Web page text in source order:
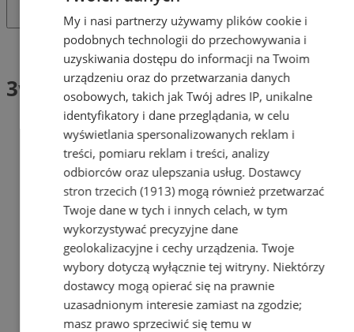
Tag: 3w1
3w1 (2)
My i nasi partnerzy używamy plików cookie i
podobnych technologii do przechowywania i
uzyskiwania dostępu do informacji na Twoim
urządzeniu oraz do przetwarzania danych
osobowych, takich jak Twój adres IP, unikalne
identyfikatory i dane przeglądania, w celu
wyświetlania spersonalizowanych reklam i
treści, pomiaru reklam i treści, analizy
odbiorców oraz ulepszania usług. Dostawcy
stron trzecich (1913)mogą również przetwarzać
Twoje dane w tych i innych celach, w tym
wykorzystywać precyzyjne dane
geolokalizacyjne i cechy urządzenia. Twoje
wybory dotyczą wyłącznie tej witryny. Niektórzy
dostawcy mogą opierać się na prawnie
uzasadnionym interesie zamiast na zgodzie;
masz prawo sprzeciwić się temu w